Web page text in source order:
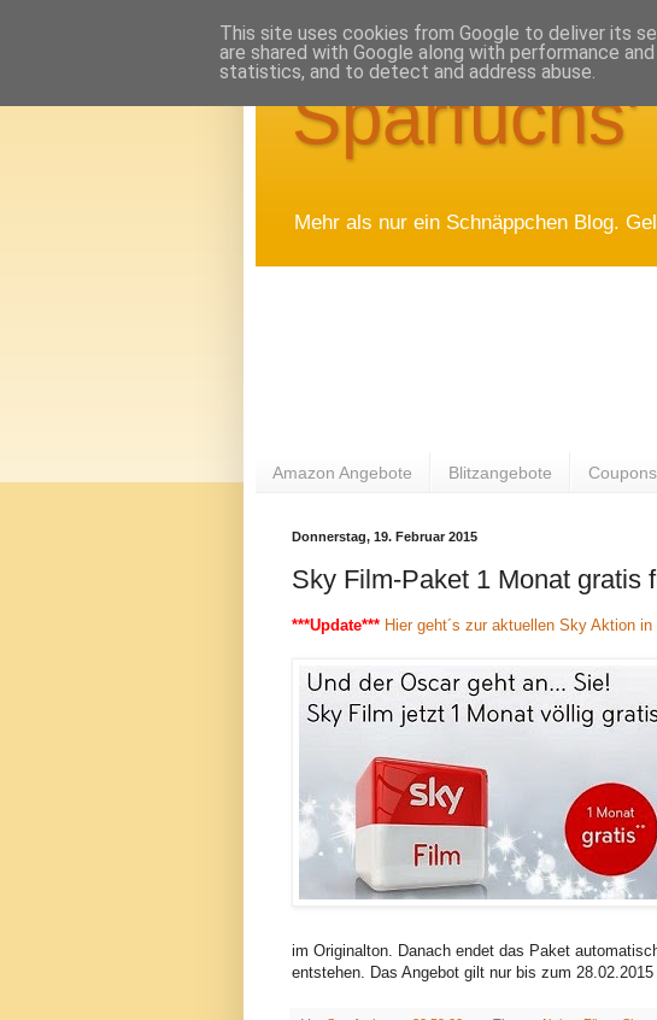
Mehr als nur ein Schnäppchen Blog.
Amazon Angebote Blitzangebote Coupons
Donnerstag, 19. Februar 2015
Sky Film-Paket 1 Monat gratis
***Update*** Hier geht´s zur aktuellen Sky Aktion
im Originalton. Danach endet das Paket
entstehen. Das Angebot gilt nur bis zum 28.02.2015
This site uses cookies from Google to deliver its
are shared with Google along with performance
statistics, and to detect and address abuse.